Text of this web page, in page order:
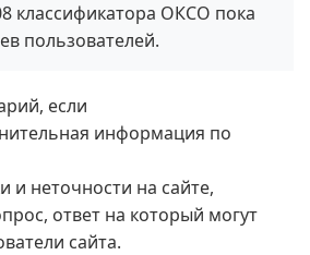
классификатора ОКСО пока
пользователей.
если
информация по
и неточности на сайте,
ответ на который могут
сайта.